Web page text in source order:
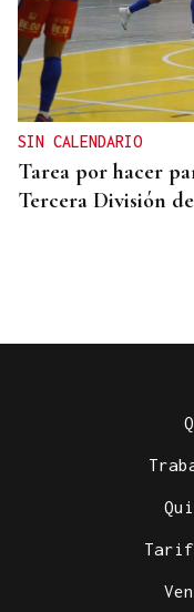
SIN CALENDARIO
Tarea por hacer
Tercera División
Pausa, equilibrio y
piscinas de Luíntra